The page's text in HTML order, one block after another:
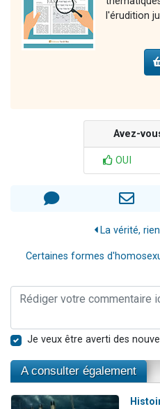
l'érudition
Avez-
OUI
La vérité,
Certaines formes
Je veux être averti des
A consulter également